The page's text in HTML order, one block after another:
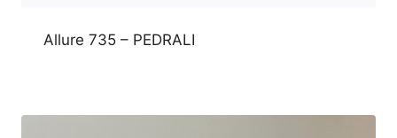
Allure 735 – PEDRALI